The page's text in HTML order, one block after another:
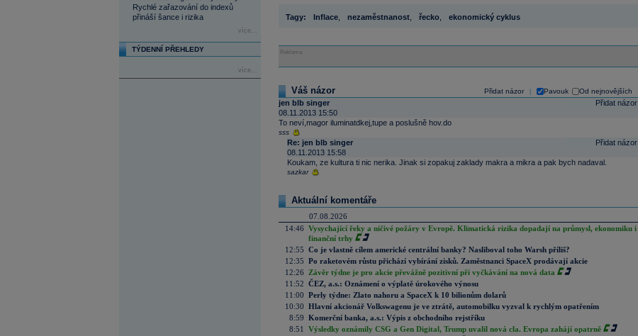
Rychlé zařazování do indexů
přináší šance i rizika
více...
TÝDENNÍ PŘEHLEDY
více...
Tagy: Inflace, nezaměstnanost, řecko, ekonomický cyklus
Reklama
Přidat názor Pavouk Od nejnovějších
Váš názor
Přidat názor
jen blb singer
08.11.2013 15:50
To neví,magor iluminatdkej,tupe a poslušně hov.do
sss
Přidat názor
Re: jen blb singer
08.11.2013 15:58
Koukam, ze kultura ti nic nerika. Jinak si zopakuj zaklady makra a mikra a pak bych nadaval.
sazkar
Aktuální komentáře
07.08.2026
14:46 Vysychající řeky a ničivé požáry v Evropě. Klimatická rizika dopadají na průmysl, ekonomiku i
finanční trhy
12:55 Co je vlastně cílem americké centrální banky? Nasliboval toho Warsh příliš?
12:35 Po raketovém růstu přichází vybírání zisků. Zaměstnanci SpaceX prodávají akcie
12:26
Závěr týdne je pro akcie převážně pozitivní při vyčkávání na nová data
11:52 ČEZ, a.s.: Oznámení o výplatě úrokového výnosu
11:00 Perly týdne: Zlato nahoru a SpaceX k 10 bilionům dolarů
10:30 Hlavní akcionář Volkswagenu je ve ztrátě, automobilku vyzval k rychlým opatřením
8:59 Komerční banka, a.s.: Výpis z obchodního rejstříku
8:51
Výsledky oznámily CSG a Gen Digital, Trump uvalil nová cla. Evropa zahájí opatrně